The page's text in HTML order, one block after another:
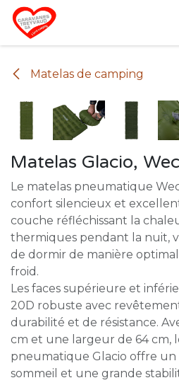
Se rendre au contenu
Matelas de camping
Matelas Glacio,
Le matelas pneumatique
confort silencieux et
couche réfléchissant la
thermiques pendant la nuit,
de dormir de manière
froid.
Les faces supérieure et
20D robuste avec
durabilité et de résistance.
cm et une largeur de 64 cm,
pneumatique Glacio offre
sommeil et une grande